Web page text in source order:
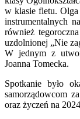
w klasie fletu.
instrumentalnych
również
uzdolnionej „Nie
W jednym z
Joanna Tomecka.
Spotkanie było
samorządowcom
oraz życzeń na